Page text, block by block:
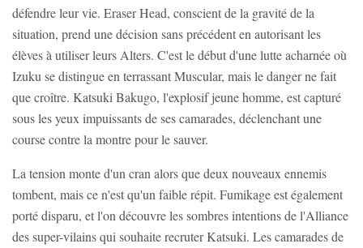
défendre leur vie. Eraser Head, conscient de la gravité de la
situation, prend une décision sans précédent en autorisant les
élèves à utiliser leurs Alters. C'est le début d'une lutte acharnée où
Izuku se distingue en terrassant Muscular, mais le danger ne fait
que croître. Katsuki Bakugo, l'explosif jeune homme, est capturé
sous les yeux impuissants de ses camarades, déclenchant une
course contre la montre pour le sauver.
La tension monte d'un cran alors que deux nouveaux ennemis
tombent, mais ce n'est qu'un faible répit. Fumikage est également
porté disparu, et l'on découvre les sombres intentions de l'Alliance
des super-vilains qui souhaite recruter Katsuki. Les camarades de